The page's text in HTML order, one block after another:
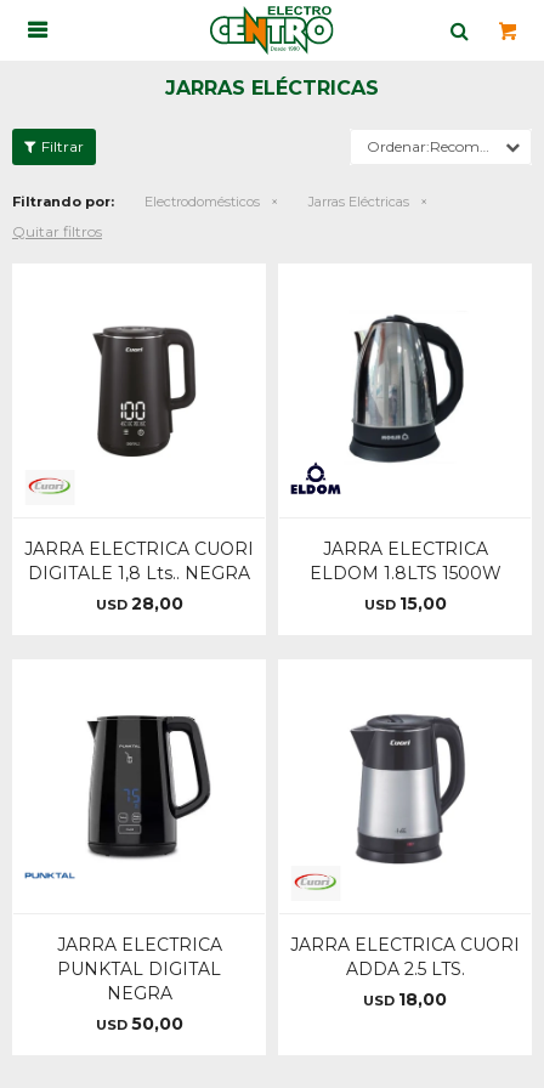

JARRAS ELÉCTRICAS
Recomendados
Filtrando por: Electrodomésticos Jarras Eléctricas
Quitar filtros
JARRA ELECTRICA CUORI
DIGITALE 1,8 Lts.. NEGRA
USD 28,00
JARRA ELECTRICA
ELDOM 1.8LTS 1500W
USD 15,00
JARRA ELECTRICA
PUNKTAL DIGITAL
NEGRA
USD 50,00
JARRA ELECTRICA CUORI
ADDA 2.5 LTS.
USD 18,00